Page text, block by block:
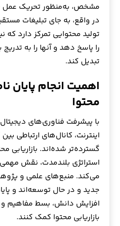
مشخص، به‌منظور تحریک
در واقع، به جای تبلیغات
تولید محتوایی تمرکز دارد که
را پاسخ دهد و آنها را به
تبدیل کند.
اهمیت انجام پایان
محتوا
با پیشرفت فناوری‌های
اینترنت، کانال‌های ارتباطی
گسترده‌تر شده‌اند. بازاریابی
استراتژی بلندمدت، نقش
می‌کند. منبع‌های علمی و
جدید و در حال توسعه‌اند و
افزایش دانش، بسط مفاهیم
بازاریابی محتوا کمک کنند.